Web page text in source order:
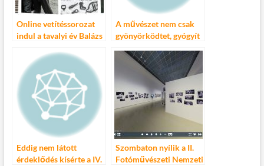
Online vetítéssorozat
indul a tavalyi év Balázs
alkotásaiból
A művészet nem csak
gyönyörködtet, gyógyít
Eddig nem látott
érdeklődés kísérte a IV.
Szombaton nyílik a II.
Fotóművészeti Nemzeti